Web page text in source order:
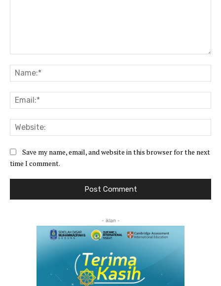
Save my name, email, and website in this browser for the next
time I comment.
- iklan -